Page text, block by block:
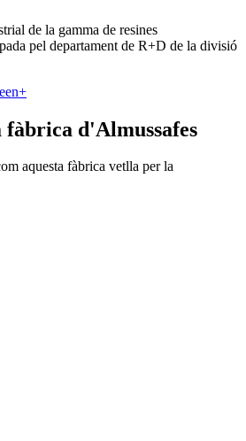
de la gamma de resines
pel departament de R+D de la divisió
d'Almussafes
aquesta fàbrica vetlla per la